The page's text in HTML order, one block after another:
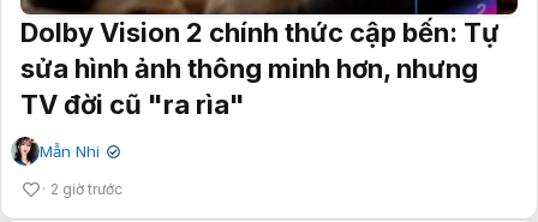
Dolby Vision 2 chính thức cập bến: Tự
sửa hình ảnh thông minh hơn, nhưng
TV đời cũ "ra rìa"
Mẫn Nhi ✔
2 giờ trước